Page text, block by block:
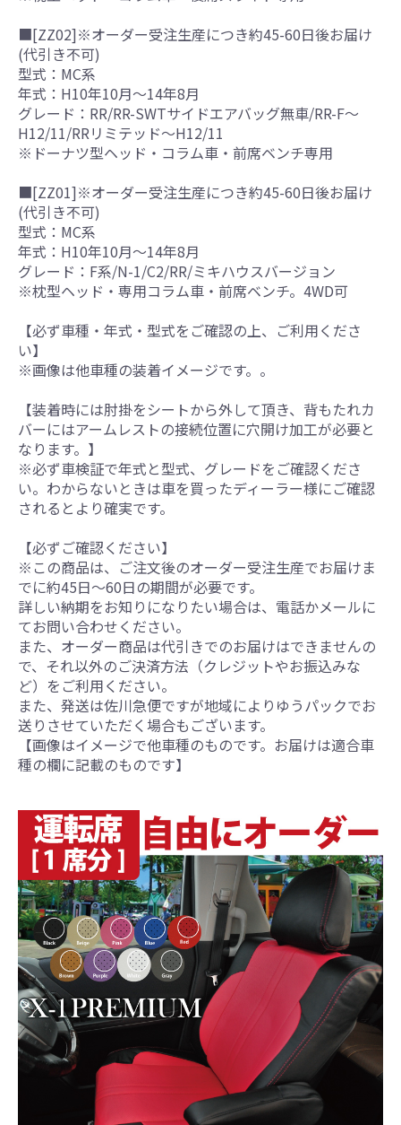
■[ZZ02]※オーダー受注生産につき約45-60日後お届け
(代引き不可)
型式：MC系
年式：H10年10月～14年8月
グレード：RR/RR-SWTサイドエアバッグ無車/RR-F～
H12/11/RRリミテッド～H12/11
※ドーナツ型ヘッド・コラム車・前席ベンチ専用
■[ZZ01]※オーダー受注生産につき約45-60日後お届け
(代引き不可)
型式：MC系
年式：H10年10月～14年8月
グレード：F系/N-1/C2/RR/ミキハウスバージョン
※枕型ヘッド・専用コラム車・前席ベンチ。4WD可
【必ず車種・年式・型式をご確認の上、ご利用くださ
い】
※画像は他車種の装着イメージです。。
【装着時には肘掛をシートから外して頂き、背もたれカ
バーにはアームレストの接続位置に穴開け加工が必要と
なります。】
※必ず車検証で年式と型式、グレードをご確認くださ
い。わからないときは車を買ったディーラー様にご確認
されるとより確実です。
【必ずご確認ください】
※この商品は、ご注文後のオーダー受注生産でお届けま
でに約45日～60日の期間が必要です。
詳しい納期をお知りになりたい場合は、電話かメールに
てお問い合わせください。
また、オーダー商品は代引きでのお届けはできませんの
で、それ以外のご決済方法（クレジットやお振込みな
ど）をご利用ください。
また、発送は佐川急便ですが地域によりゆうパックでお
送りさせていただく場合もございます。
【画像はイメージで他車種のものです。お届けは適合車
種の欄に記載のものです】